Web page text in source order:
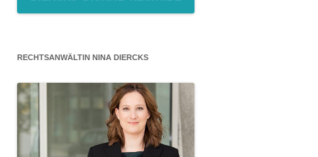
RECHTSANWÄLTIN NINA DIERCKS